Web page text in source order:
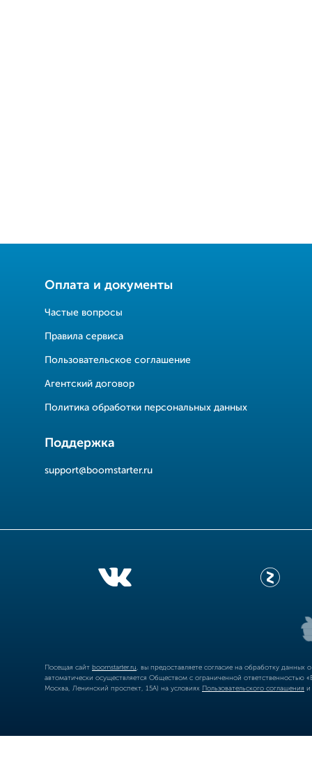
Оплата и документы
Частые вопросы
Правила сервиса
Пользовательское соглашение
Агентский договор
Политика обработки персональных данных
Поддержка
support@boomstarter.ru
Посещая сайт boomstarter.ru , вы предоставляете согласие на обработку
автоматически осуществляется Обществом с ограниченной
Москва, Ленинский проспект, 15А) на условиях Пользовательского соглашения и